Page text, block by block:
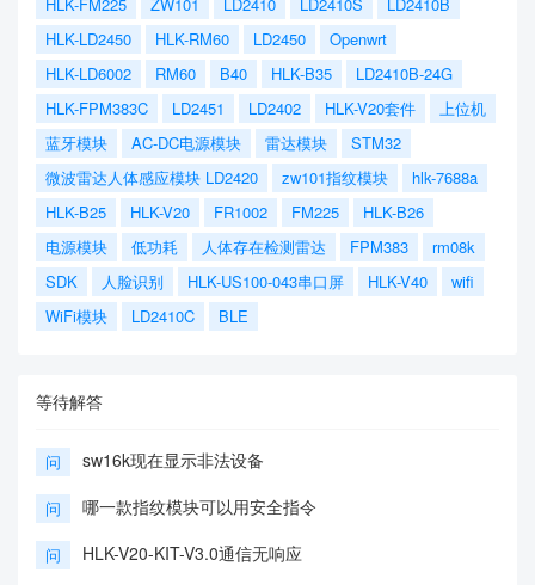
HLK-FM225
ZW101 LD2410 LD2410S
LD2410B
HLK-LD2450
HLK-RM60 LD2450
Openwrt
HLK-LD6002
RM60 B40 HLK-B35
LD2410B-24G
HLK-FPM383C
LD2451 LD2402 HLK-V20套件
上位机
蓝牙模块
AC-DC电源模块 雷达模块
STM32
微波雷达人体感应模块 LD2420
zw101指纹模块
hlk-7688a
HLK-B25
HLK-V20 FR1002 FM225
HLK-B26
电源模块
低功耗 人体存在检测雷达 FPM383
rm08k
SDK
人脸识别 HLK-US100-043串口屏 HLK-V40
wifi
WiFi模块
LD2410C BLE
等待解答
问 sw16k现在显示非法设备
问 哪一款指纹模块可以用安全指令
问 HLK-V20-KIT-V3.0通信无响应